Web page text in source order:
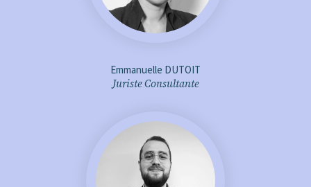
Emmanuelle DUTOIT
Juriste Consultante
j.hannard@aje-avocats.fr
+ d'infos